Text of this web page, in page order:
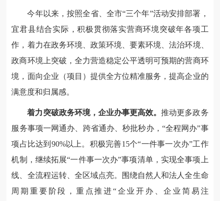
今年以来，按照全省、全市“三个年”活动安排部署，
宜君县结合实际，积极贯彻落实营商环境突破年各项工
作，着力在政务环境、政策环境、要素环境、法治环境、
政商环境上突破，全力营造稳定公平透明可预期的营商环
境，面向企业（项目）提供全方位精准服务，提高企业的
满意度和归属感。
着力突破政务环境，企业办事更高效。推动更多政务
服务事项一网通办、跨省通办、秒批秒办，“全程网办”事
项占比达到90%以上。积极完善15个“一件事一次办”工作
机制，继续拓展“一件事一次办”事项清单，实现全事项上
线、全流程运转、全区域点亮。围绕自然人和法人全生命
周期重要阶段，重点推进“企业开办、企业简易注